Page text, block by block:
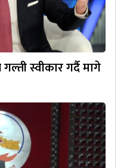
स्वीकार गर्दै मागे